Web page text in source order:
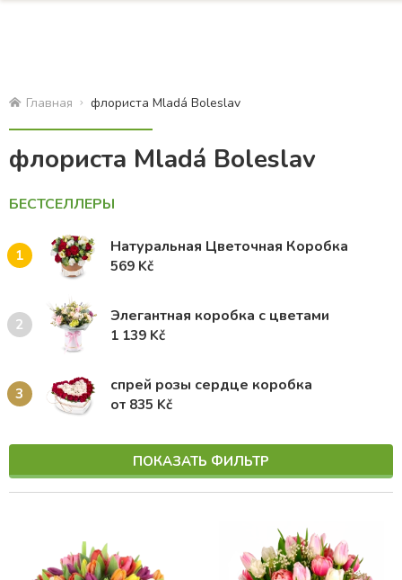
Главная флориста Mladá Boleslav
флориста Mladá Boleslav
БЕСТСЕЛЛЕРЫ
1 Натуральная Цветочная Коробка
569 Kč
2 Элегантная коробка с цветами
1 139 Kč
3 спрей розы сердце коробка
от 835 Kč
ПОКАЗАТЬ ФИЛЬТР